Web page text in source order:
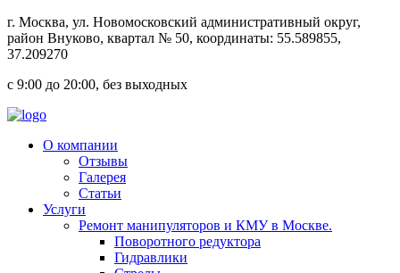
г. Москва, ул. Новомосковский административный округ,
район Внуково, квартал № 50, координаты: 55.589855,
37.209270
с 9:00 до 20:00, без выходных
О компании
Отзывы
Галерея
Статьи
Услуги
Ремонт манипуляторов и КМУ в Москве.
Поворотного редуктора
Гидравлики